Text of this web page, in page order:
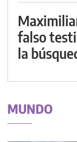
falso
la
MUNDO